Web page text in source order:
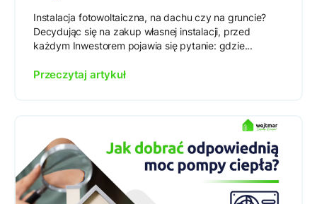
Instalacja fotowoltaiczna, na dachu czy na gruncie?
Decydując się na zakup własnej instalacji, przed
każdym Inwestorem pojawia się pytanie: gdzie...
Przeczytaj artykuł